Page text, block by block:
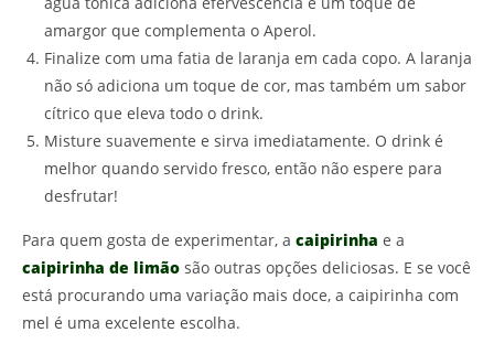
amargor que complementa o Aperol.
Finalize com uma fatia de laranja em cada copo. A laranja
não só adiciona um toque de cor, mas também um sabor
cítrico que eleva todo o drink.
Misture suavemente e sirva imediatamente. O drink é
melhor quando servido fresco, então não espere para
desfrutar!
Para quem gosta de experimentar, a caipirinha e a
caipirinha de limão são outras opções deliciosas. E se você
está procurando uma variação mais doce, a caipirinha com
mel é uma excelente escolha.